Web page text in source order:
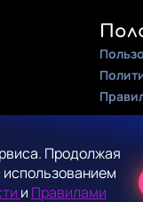
Продолжая
и Правилами